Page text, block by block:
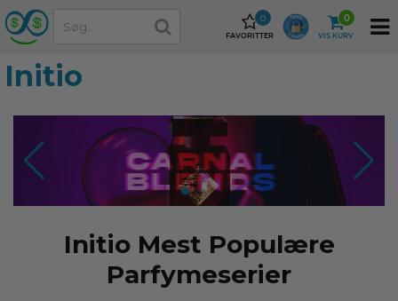
FAVORITTER
0
VIS KURV
0
Initio
Initio Mest Populære
Parfymeserier